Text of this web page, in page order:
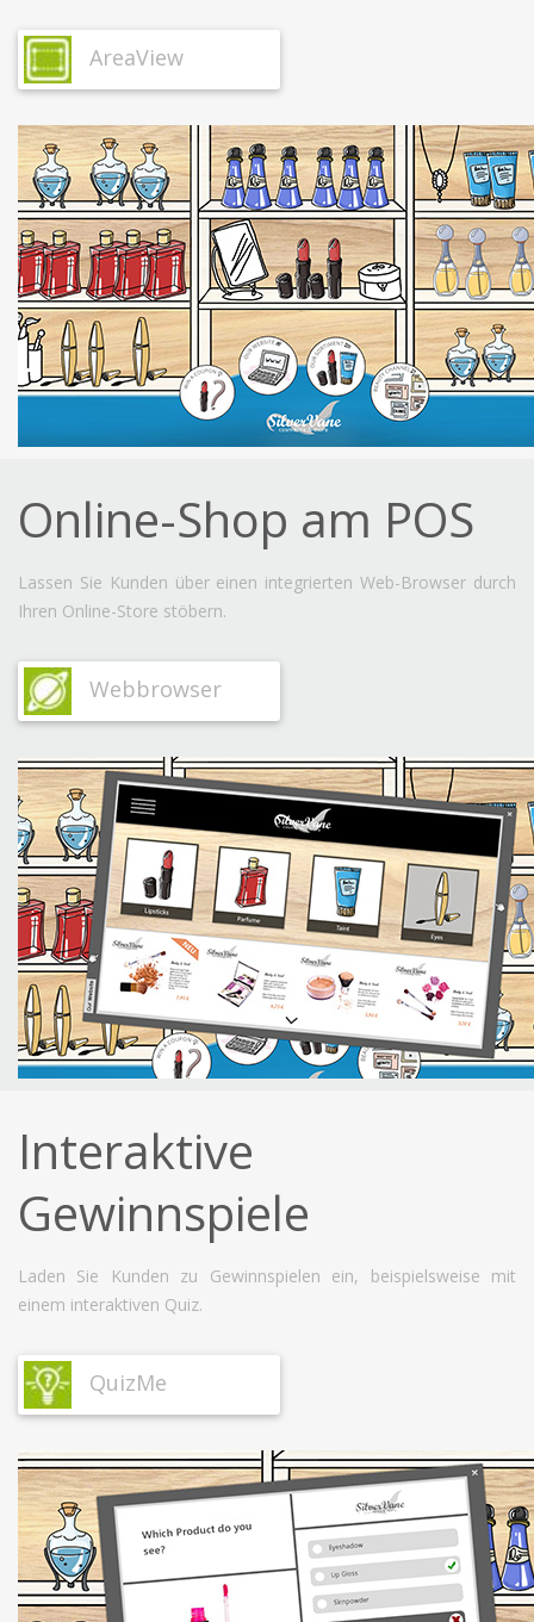
AreaView
Online-Shop am POS
Lassen Sie Kunden über einen integrierten Web-Browser durch
Ihren Online-Store stöbern.
Webbrowser
Interaktive
Gewinnspiele
Laden Sie Kunden zu Gewinnspielen ein, beispielsweise mit
einem interaktiven Quiz.
QuizMe